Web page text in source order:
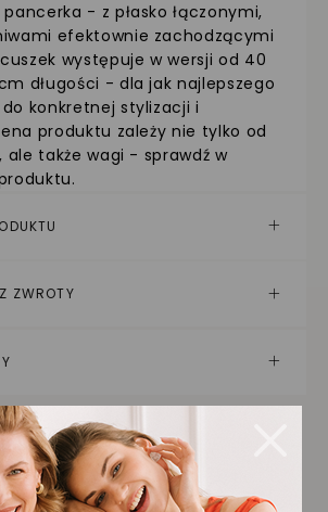
- z płasko łączonymi,
efektownie zachodzącymi
występuje w wersji od 40
długości - dla jak najlepszego
konkretnej stylizacji i
produktu zależy nie tylko od
ale także wagi - sprawdź w
ZWROTY
jest ceną brutto